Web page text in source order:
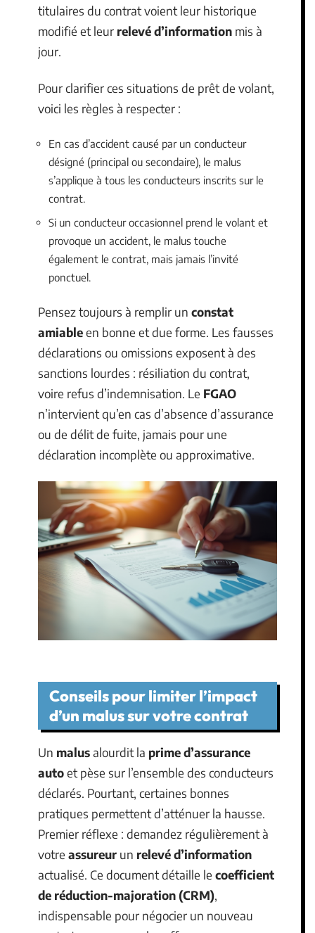
titulaires du contrat voient leur historique
modifié et leur relevé d’information mis à
jour.
Pour clarifier ces situations de prêt de volant,
voici les règles à respecter :
En cas d’accident causé par un conducteur
désigné (principal ou secondaire), le malus
s’applique à tous les conducteurs inscrits sur le
contrat.
Si un conducteur occasionnel prend le volant et
provoque un accident, le malus touche
également le contrat, mais jamais l’invité
ponctuel.
Pensez toujours à remplir un constat
amiableen bonne et due forme. Les fausses
déclarations ou omissions exposent à des
sanctions lourdes : résiliation du contrat,
voire refus d’indemnisation. Le FGAO
n’intervient qu’en cas d’absence d’assurance
ou de délit de fuite, jamais pour une
déclaration incomplète ou approximative.
Conseils pour limiter l’impact
d’un malus sur votre contrat
Un malusalourdit la prime d’assurance
autoet pèse sur l’ensemble des conducteurs
déclarés. Pourtant, certaines bonnes
pratiques permettent d’atténuer la hausse.
Premier réflexe : demandez régulièrement à
votre assureur un relevé d’information
actualisé. Ce document détaille le coefficient
de réduction-majoration (CRM),
indispensable pour négocier un nouveau